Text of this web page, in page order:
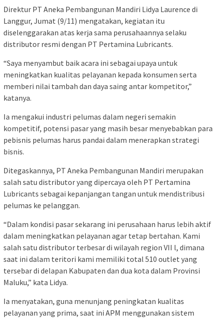
Direktur PT Aneka Pembangunan Mandiri Lidya Laurence di
Langgur, Jumat (9/11) mengatakan, kegiatan itu
diselenggarakan atas kerja sama perusahaannya selaku
distributor resmi dengan PT Pertamina Lubricants.
“Saya menyambut baik acara ini sebagai upaya untuk
meningkatkan kualitas pelayanan kepada konsumen serta
memberi nilai tambah dan daya saing antar kompetitor,”
katanya.
Ia mengakui industri pelumas dalam negeri semakin
kompetitif, potensi pasar yang masih besar menyebabkan para
pebisnis pelumas harus pandai dalam menerapkan strategi
bisnis.
Ditegaskannya, PT Aneka Pembangunan Mandiri merupakan
salah satu distributor yang dipercaya oleh PT Pertamina
Lubricants sebagai kepanjangan tangan untuk mendistribusi
pelumas ke pelanggan.
“Dalam kondisi pasar sekarang ini perusahaan harus lebih aktif
dalam meningkatkan pelayanan agar tetap bertahan. Kami
salah satu distributor terbesar di wilayah region VII l, dimana
saat ini dalam teritori kami memiliki total 510 outlet yang
tersebar di delapan Kabupaten dan dua kota dalam Provinsi
Maluku,” kata Lidya.
Ia menyatakan, guna menunjang peningkatan kualitas
pelayanan yang prima, saat ini APM menggunakan sistem